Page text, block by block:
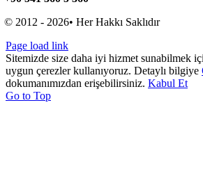
© 2012 - 2026• Her Hakkı Saklıdır
Page load link
Sitemizde size daha iyi hizmet sunabilmek
uygun çerezler kullanıyoruz. Detaylı bilgiye
dokumanımızdan erişebilirsiniz. Kabul Et
Go to Top